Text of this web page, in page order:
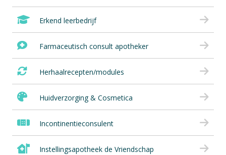
Erkend leerbedrijf
Farmaceutisch consult apotheker
Herhaalrecepten/modules
Huidverzorging & Cosmetica
Incontinentieconsulent
Instellingsapotheek de Vriendschap